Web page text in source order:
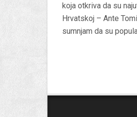
koja otkriva da su
Hrvatskoj – Ante
sumnjam da su